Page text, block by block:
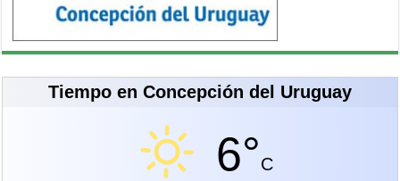
Tiempo en Concepción del Uruguay
6°C